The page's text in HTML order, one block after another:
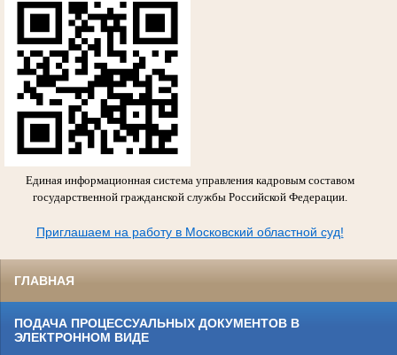
Единая информационная система управления кадровым составом
государственной гражданской службы Российской Федерации.
Приглашаем на работу в Московский областной суд!
ГЛАВНАЯ
ПОДАЧА ПРОЦЕССУАЛЬНЫХ ДОКУМЕНТОВ В
ЭЛЕКТРОННОМ ВИДЕ